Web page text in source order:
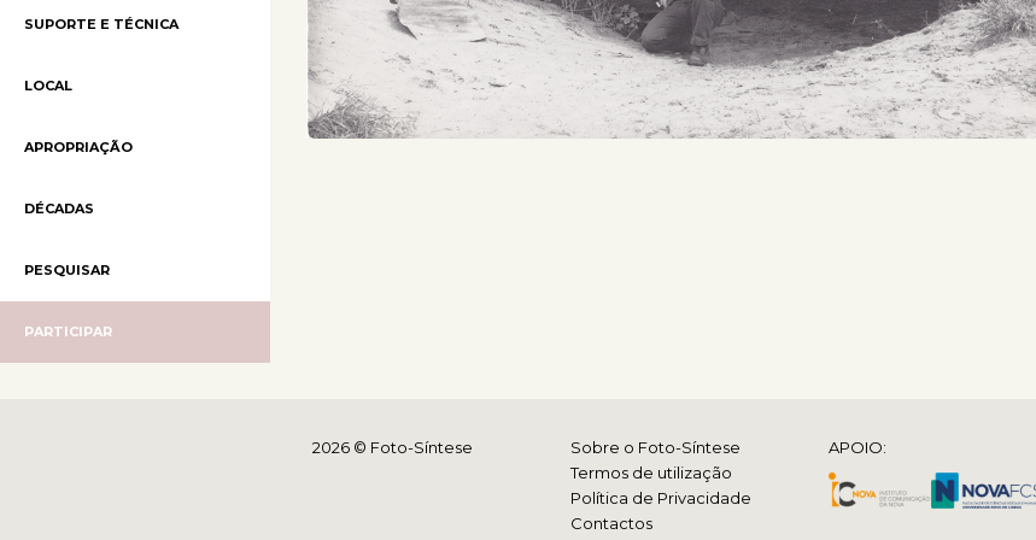
SUPORTE E TÉCNICA
LOCAL
APROPRIAÇÃO
DÉCADAS
PESQUISAR
PARTICIPAR
Sobre o Foto-Síntese
Termos de utilização
Política de Privacidade
Contactos
APOIO:
2026 © Foto-Síntese